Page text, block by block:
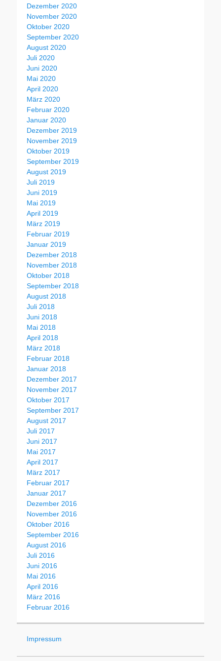
Dezember 2020
November 2020
Oktober 2020
September 2020
August 2020
Juli 2020
Juni 2020
Mai 2020
April 2020
März 2020
Februar 2020
Januar 2020
Dezember 2019
November 2019
Oktober 2019
September 2019
August 2019
Juli 2019
Juni 2019
Mai 2019
April 2019
März 2019
Februar 2019
Januar 2019
Dezember 2018
November 2018
Oktober 2018
September 2018
August 2018
Juli 2018
Juni 2018
Mai 2018
April 2018
März 2018
Februar 2018
Januar 2018
Dezember 2017
November 2017
Oktober 2017
September 2017
August 2017
Juli 2017
Juni 2017
Mai 2017
April 2017
März 2017
Februar 2017
Januar 2017
Dezember 2016
November 2016
Oktober 2016
September 2016
August 2016
Juli 2016
Juni 2016
Mai 2016
April 2016
März 2016
Februar 2016
Impressum